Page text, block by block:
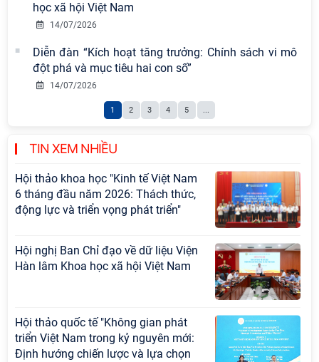
học xã hội Việt Nam
14/07/2026
Diễn đàn “Kích hoạt tăng trưởng: Chính sách vi mô
đột phá và mục tiêu hai con số”
14/07/2026
1 2 3 4 5 ...
TIN XEM NHIỀU
những kinh nghiệm quan trọng của
Đảng Cộng sản Trung Quốc và Đảng
sự nghiệp xây dựng chủ nghĩa xã hội
Hội nghị Lãnh đạo Viện Hàn lâm
Khoa học xã hội Việt Nam làm việc
với Ban Chủ nhiệm các Chương trình
cấp Bộ
Hội thảo khoa học "Kinh tế Việt Nam
6 tháng đầu năm 2026: Thách thức,
động lực và triển vọng phát triển"
Hội nghị Ban Chỉ đạo về dữ liệu Viện
Hàn lâm Khoa học xã hội Việt Nam
Hội thảo quốc tế "Không gian phát
triển Việt Nam trong kỷ nguyên mới:
Định hướng chiến lược và lựa chọn